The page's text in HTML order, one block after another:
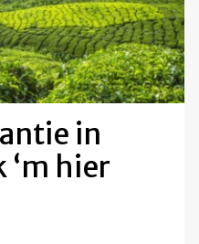
in
‘m hier